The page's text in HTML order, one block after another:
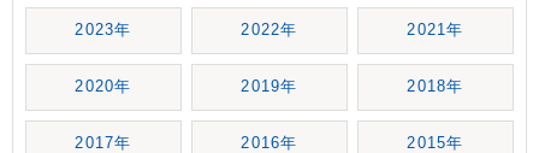
2023年 2022年 2021年
2020年 2019年 2018年
2017年 2016年 2015年